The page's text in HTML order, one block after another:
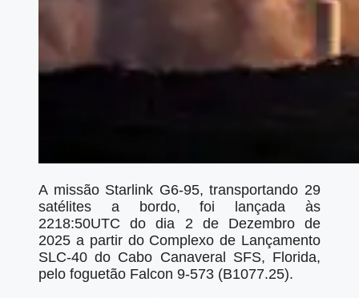
A missão Starlink G6-95, transportando 29
satélites a bordo, foi lançada às
2218:50UTC do dia 2 de Dezembro de
2025 a partir do Complexo de Lançamento
SLC-40 do Cabo Canaveral SFS, Florida,
pelo foguetão Falcon 9-573 (B1077.25).